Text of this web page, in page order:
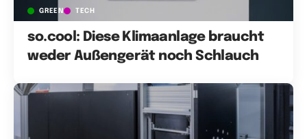
GREEN TECH
so.cool: Diese Klimaanlage braucht
weder Außengerät noch Schlauch